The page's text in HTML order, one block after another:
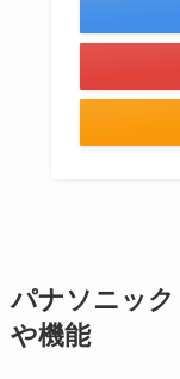
パナソニッ
や機能